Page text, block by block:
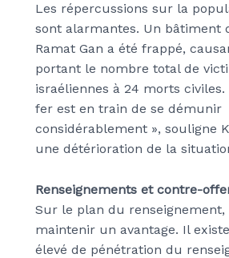
Les répercussions sur la
sont alarmantes. Un bâtiment
Ramat Gan a été frappé,
portant le nombre total de
israéliennes à 24 morts civiles.
fer est en train de se démunir
considérablement », souligne
une détérioration de la
Renseignements et contre-
Sur le plan du renseignement,
maintenir un avantage. Il
élevé de pénétration du